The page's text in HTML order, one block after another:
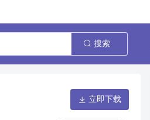
搜索
立即下载